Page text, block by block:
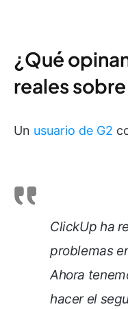
¿Qué
reales
Un usuario de G2
ClickUp ha
problemas
Ahora
hacer el